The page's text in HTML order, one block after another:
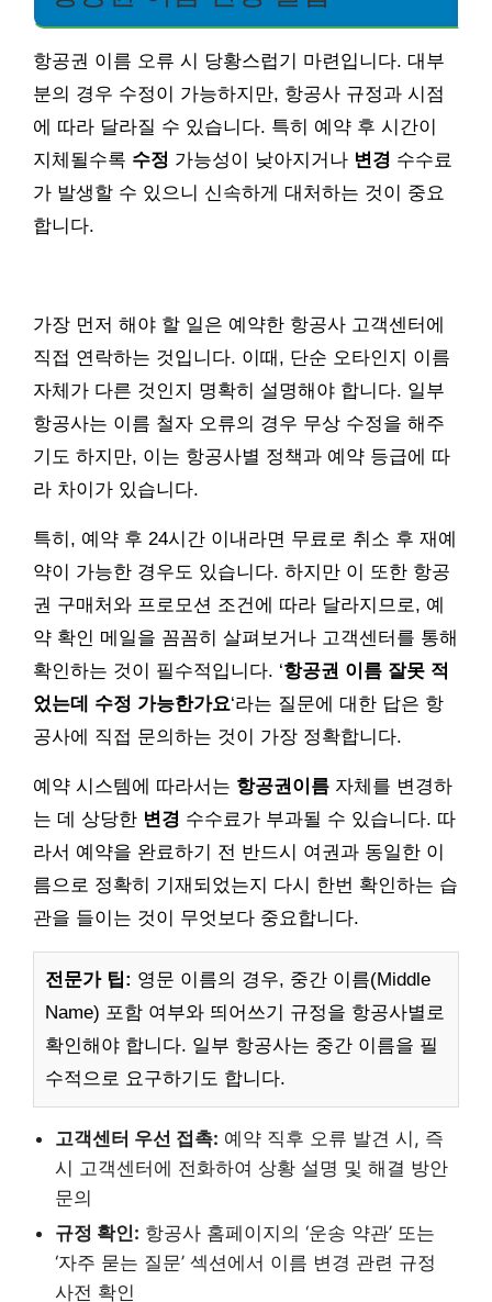
항공권 이름 오류 시 당황스럽기 마련입니다. 대부
분의 경우 수정이 가능하지만, 항공사 규정과 시점
에 따라 달라질 수 있습니다. 특히 예약 후 시간이
지체될수록 수정 가능성이 낮아지거나 변경 수수료
가 발생할 수 있으니 신속하게 대처하는 것이 중요
합니다.
가장 먼저 해야 할 일은 예약한 항공사 고객센터에
직접 연락하는 것입니다. 이때, 단순 오타인지 이름
자체가 다른 것인지 명확히 설명해야 합니다. 일부
항공사는 이름 철자 오류의 경우 무상 수정을 해주
기도 하지만, 이는 항공사별 정책과 예약 등급에 따
라 차이가 있습니다.
특히, 예약 후 24시간 이내라면 무료로 취소 후 재예
약이 가능한 경우도 있습니다. 하지만 이 또한 항공
권 구매처와 프로모션 조건에 따라 달라지므로, 예
약 확인 메일을 꼼꼼히 살펴보거나 고객센터를 통해
확인하는 것이 필수적입니다. ‘항공권 이름 잘못 적
었는데 수정 가능한가요‘라는 질문에 대한 답은 항
공사에 직접 문의하는 것이 가장 정확합니다.
예약 시스템에 따라서는 항공권이름 자체를 변경하
는 데 상당한 변경 수수료가 부과될 수 있습니다. 따
라서 예약을 완료하기 전 반드시 여권과 동일한 이
름으로 정확히 기재되었는지 다시 한번 확인하는 습
관을 들이는 것이 무엇보다 중요합니다.
전문가 팁: 영문 이름의 경우, 중간 이름(Middle
Name) 포함 여부와 띄어쓰기 규정을 항공사별로
확인해야 합니다. 일부 항공사는 중간 이름을 필
수적으로 요구하기도 합니다.
고객센터 우선 접촉: 예약 직후 오류 발견 시, 즉
시 고객센터에 전화하여 상황 설명 및 해결 방안
문의
규정 확인: 항공사 홈페이지의 ‘운송 약관’ 또는
‘자주 묻는 질문’ 섹션에서 이름 변경 관련 규정
사전 확인